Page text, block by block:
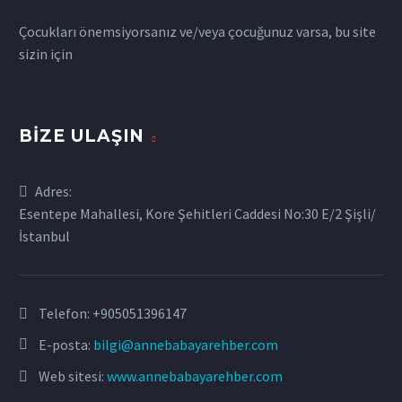
Çocukları önemsiyorsanız ve/veya çocuğunuz varsa, bu site
sizin için
BIZE ULAŞIN
Adres:
Esentepe Mahallesi, Kore Şehitleri Caddesi No:30 E/2 Şişli/
İstanbul
Telefon: +905051396147
E-posta: bilgi@annebabayarehber.com
Web sitesi: www.annebabayarehber.com